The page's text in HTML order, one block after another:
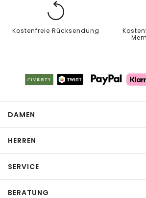
Kostenfreie Rücksendung
DAMEN
HERREN
SERVICE
BERATUNG